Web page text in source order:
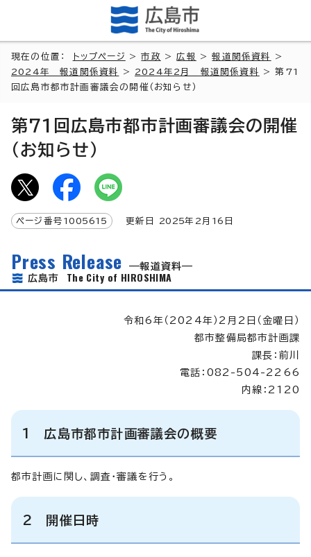
現在の位置： トップページ >市政 >広報 >報道関係資料
>
2024年 報道関係資料
> 2024年2月 報道関係資料
> 第71
回広島市都市計画審議会の開催（お知らせ）
第71回広島市都市計画審議会の開催
（お知らせ）
ページ番号 1005615 更新日 2025年2月 16 日
Press Release
報道資料
広島市 The City of HIROSHIMA
令和6年（2024年）2月2日（金曜日）
都市整備局都市計画課
課長：前川
電話：082-504-2266
内線：2120
1 広島市都市計画審議会の概要
都市計画に関し、調査・審議を行う。
2 開催日時